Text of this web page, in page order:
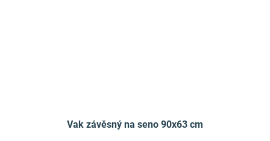
Vak závěsný na seno 90x63 cm